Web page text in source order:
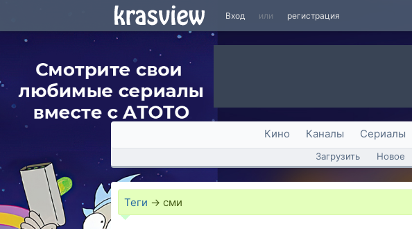
Вход или регистрация
Кино Каналы Сериалы
Загрузить Новое
Теги → сми